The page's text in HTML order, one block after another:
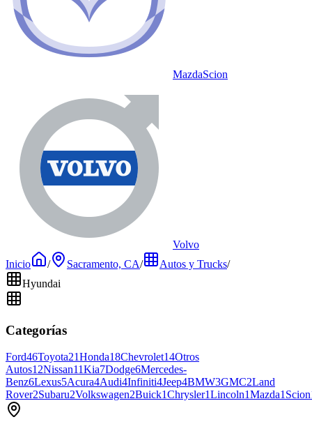
MazdaScion
Volvo
Inicio
/ Sacramento, CA/ Autos y Trucks/
Hyundai
Categorías
Ford46Toyota21Honda18Chevrolet14Otros
Autos12Nissan11Kia7Dodge6Mercedes-
Benz6Lexus5Acura4Audi4Infiniti4Jeep4BMW3GMC2Land
Rover2Subaru2Volkswagen2Buick1Chrysler1Lincoln1Mazda1Scion